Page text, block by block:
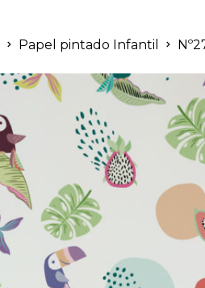
Papel pintado Infantil